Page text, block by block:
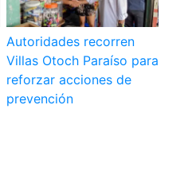
Autoridades recorren
Villas Otoch Paraíso para
reforzar acciones de
prevención